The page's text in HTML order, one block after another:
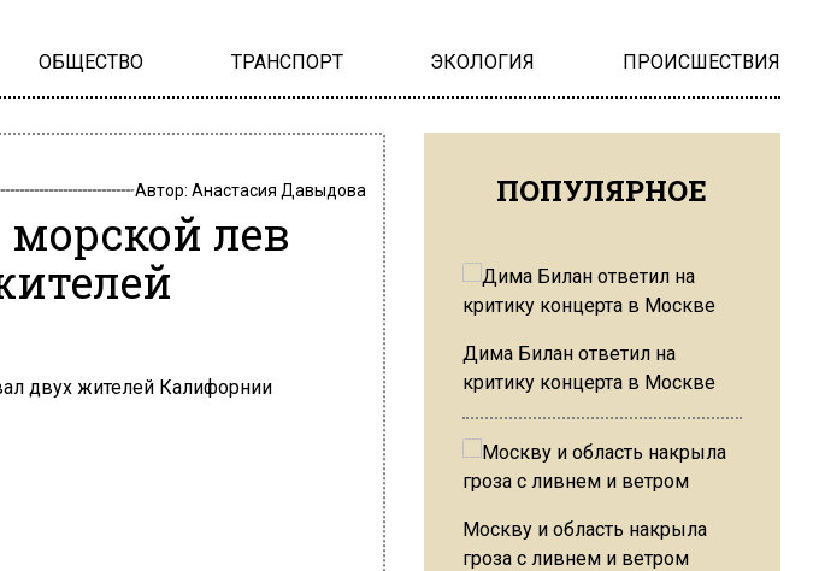
ОБЩЕСТВО ТРАНСПОРТ ЭКОЛОГИЯ ПРОИСШЕСТВИЯ
Автор: Анастасия Давыдова
лев
ПОПУЛЯРНОЕ
Дима Билан ответил на
критику концерта в Москве
Москву и область накрыла
гроза с ливнем и ветром